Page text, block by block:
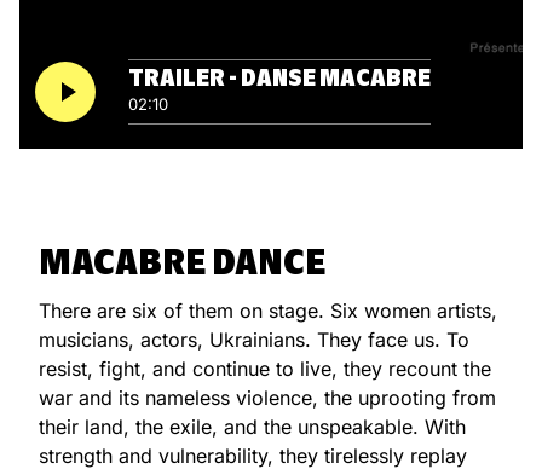
TRAILER - DANSE MACABRE
02:10
MACABRE DANCE
There are six of them on stage. Six women artists,
musicians, actors, Ukrainians. They face us. To
resist, fight, and continue to live, they recount the
war and its nameless violence, the uprooting from
their land, the exile, and the unspeakable. With
strength and vulnerability, they tirelessly replay